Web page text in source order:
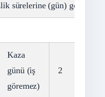
sürelerine (gün) göre iş
Kaza
günü (iş
göremez)
2